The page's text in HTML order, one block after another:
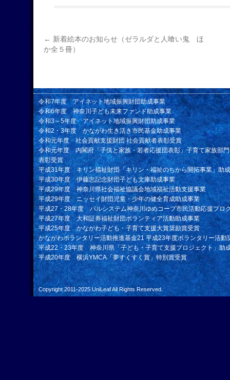
← 新着絵本のお知らせ（ゼラルダと人喰い鬼 ほ
か全５冊）
令和7年度 アイネット地域振興財団助成事業
令和6年度 神奈川子ども未来ファンド助成事業
令和3～5年度 アイネット地域振興財団助成事業
令和2・3年度 かながわ生き活き市民基金助成事業
令和元年度 社会貢献支援財団 社会貢献者表彰受賞
令和元年度 内閣府「子供と家族・若者応援団表彰」子育て家族部
表彰受賞
平成31年度 キリン福祉財団「キリン・福祉のちから開拓事業」助
平成30年度 伊藤忠記念財団子ども文庫助成事業
平成29年度 神奈川県社会福祉協議会地域福祉活動支援事業
平成29年度 ニッセイ財団児童・少年の健全育成助成事業
平成27・28年度 パルシステム神奈川ゆめコープ市民活動応援プロ
平成27年度 大和証券福祉財団ボランティア活動助成事業
平成25年度 かながわ子ども・子育て支援大賞奨励賞受賞
かながわボランタリー活動推進基金21 平成23年度ボランタリー活動
平成22・23年度 神奈川県「子ども・子育て支援プロジェクト」助
平成20年度 横浜YMCA「夢すくすく賞」特別賞受賞
Copyright 2011-2025 UniLeafAll Rights Reserved.